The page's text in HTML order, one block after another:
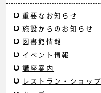
重要なお知らせ
施設からのお知らせ
図書館情報
イベント情報
講座案内
レストラン・ショップ